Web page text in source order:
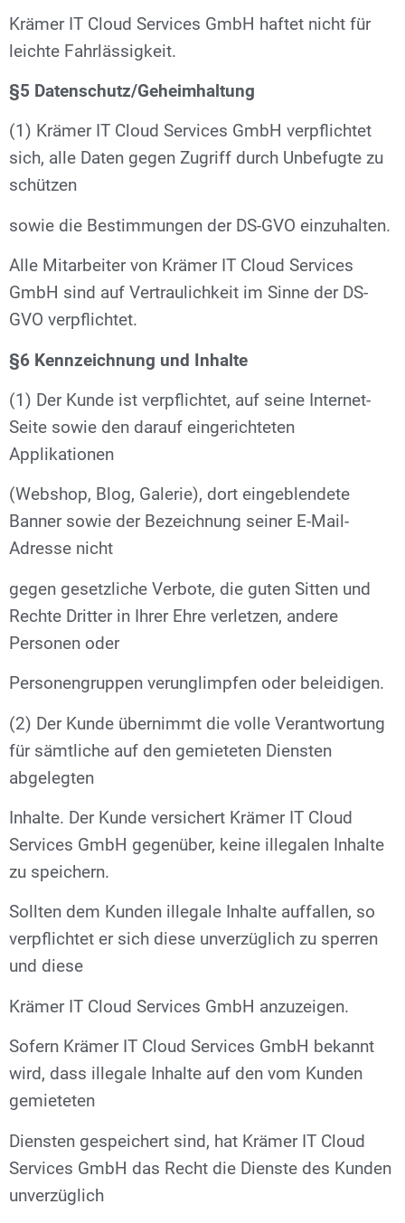
Krämer IT Cloud Services GmbH haftet nicht für
leichte Fahrlässigkeit.
§5 Datenschutz/Geheimhaltung
(1) Krämer IT Cloud Services GmbH verpflichtet
sich, alle Daten gegen Zugriff durch Unbefugte zu
schützen
sowie die Bestimmungen der DS-GVO einzuhalten.
Alle Mitarbeiter von Krämer IT Cloud Services
GmbH sind auf Vertraulichkeit im Sinne der DS-
GVO verpflichtet.
§6 Kennzeichnung und Inhalte
(1) Der Kunde ist verpflichtet, auf seine Internet-
Seite sowie den darauf eingerichteten
Applikationen
(Webshop, Blog, Galerie), dort eingeblendete
Banner sowie der Bezeichnung seiner E-Mail-
Adresse nicht
gegen gesetzliche Verbote, die guten Sitten und
Rechte Dritter in Ihrer Ehre verletzen, andere
Personen oder
Personengruppen verunglimpfen oder beleidigen.
(2) Der Kunde übernimmt die volle Verantwortung
für sämtliche auf den gemieteten Diensten
abgelegten
Inhalte. Der Kunde versichert Krämer IT Cloud
Services GmbH gegenüber, keine illegalen Inhalte
zu speichern.
Sollten dem Kunden illegale Inhalte auffallen, so
verpflichtet er sich diese unverzüglich zu sperren
und diese
Krämer IT Cloud Services GmbH anzuzeigen.
Sofern Krämer IT Cloud Services GmbH bekannt
wird, dass illegale Inhalte auf den vom Kunden
gemieteten
Diensten gespeichert sind, hat Krämer IT Cloud
Services GmbH das Recht die Dienste des Kunden
unverzüglich